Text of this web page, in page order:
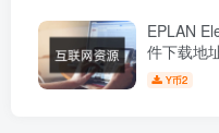
EPLAN
件下载地
Y币2